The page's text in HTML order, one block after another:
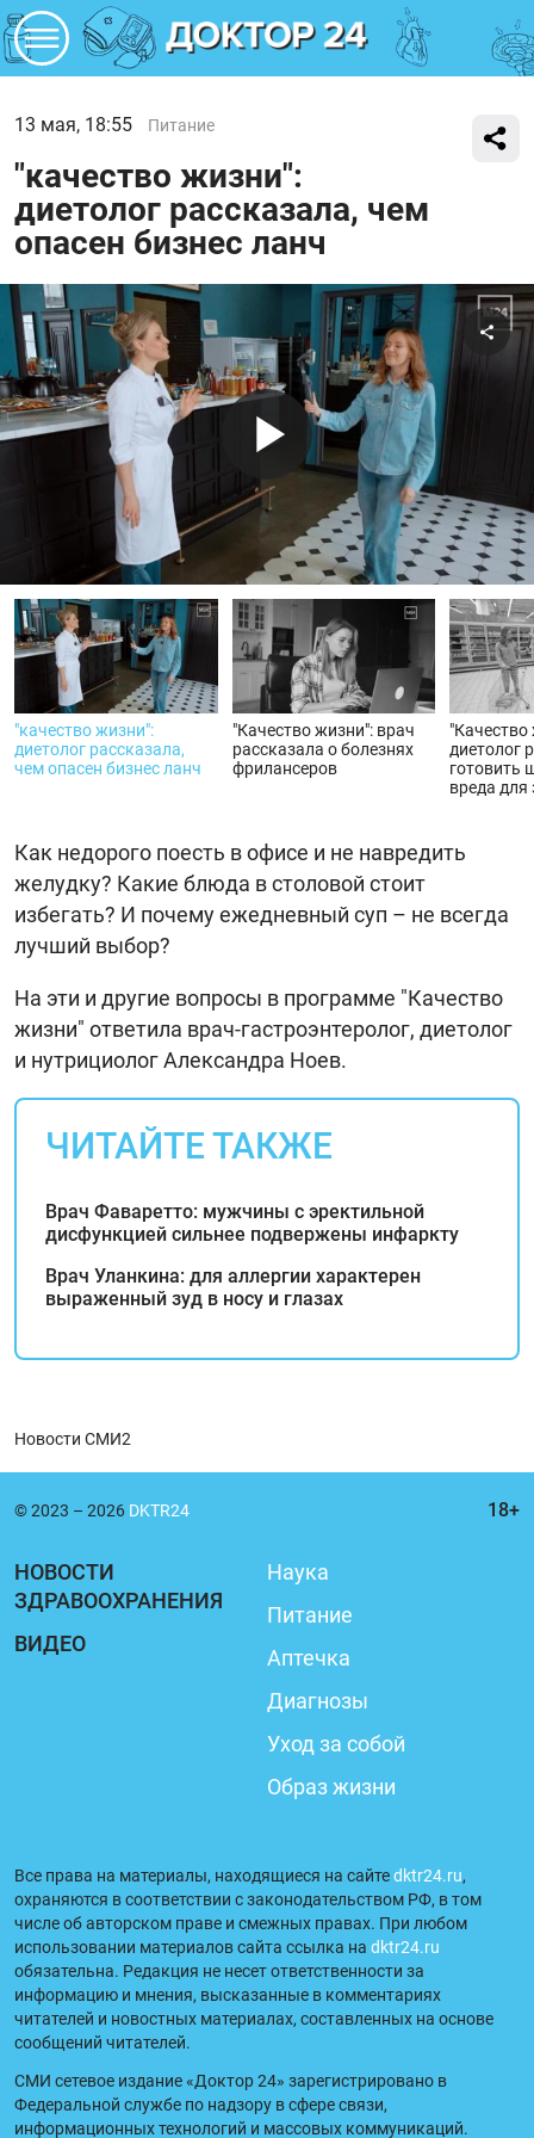
13 мая, 18:55 Питание
"качество жизни":
диетолог рассказала, чем
опасен бизнес ланч
видео
"качество жизни":
диетолог рассказала,
чем опасен бизнес ланч
"Качество жизни": врач
рассказала о болезнях
фрилансеров
"Качество
диетолог
готовить
вреда для
Как недорого поесть в офисе и не навредить
желудку? Какие блюда в столовой стоит
избегать? И почему ежедневный суп – не всегда
лучший выбор?
На эти и другие вопросы в программе "Качество
жизни" ответила врач-гастроэнтеролог, диетолог
и нутрициолог Александра Ноев.
ЧИТАЙТЕ ТАКЖЕ
Врач Фаваретто: мужчины с эректильной
дисфункцией сильнее подвержены инфаркту
Врач Уланкина: для аллергии характерен
выраженный зуд в носу и глазах
Новости СМИ2
© 2023 – 2026 DKTR24
НОВОСТИ
ЗДРАВООХРАНЕНИЯ
ВИДЕО
Наука
Питание
Аптечка
Диагнозы
Уход за собой
Образ жизни
Все права на материалы, находящиеся на сайтеdktr24.ru,
охраняются в соответствии с законодательством РФ, в том
числе об авторском праве и смежных правах. При любом
использовании материалов сайта ссылка на dktr24.ru
обязательна. Редакция не несет ответственности за
информацию и мнения, высказанные в комментариях
читателей и новостных материалах, составленных на основе
сообщений читателей.
СМИ сетевое издание «Доктор 24» зарегистрировано в
Федеральной службе по надзору в сфере связи,
информационных технологий и массовых коммуникаций.